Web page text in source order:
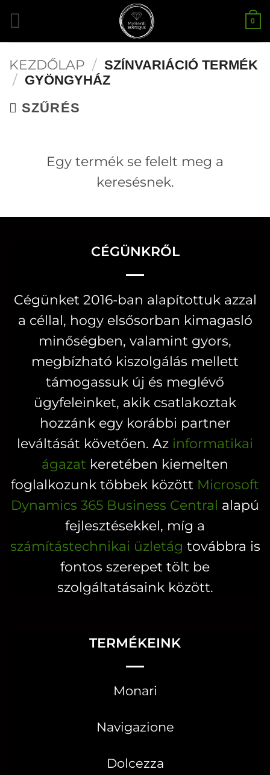
Skip
to
0
KEZDŐLAP / SZÍNVARIÁCIÓ TERMÉK
/ GYÖNGYHÁZ
SZŰRÉS
Egy termék se felelt meg a
keresésnek.
CÉGÜNKRŐL
Cégünket 2016-ban alapítottuk azzal
a céllal, hogy elsősorban kimagasló
minőségben, valamint gyors,
megbízható kiszolgálás mellett
támogassuk új és meglévő
ügyfeleinket, akik csatlakoztak
hozzánk egy korábbi partner
leváltását követően. Az informatikai
ágazat keretében kiemelten
foglalkozunk többek között Microsoft
Dynamics 365 Business Central alapú
fejlesztésekkel, míg a
számítástechnikai üzletág továbbra is
fontos szerepet tölt be
szolgáltatásaink között.
TERMÉKEINK
Monari
Navigazione
Dolcezza